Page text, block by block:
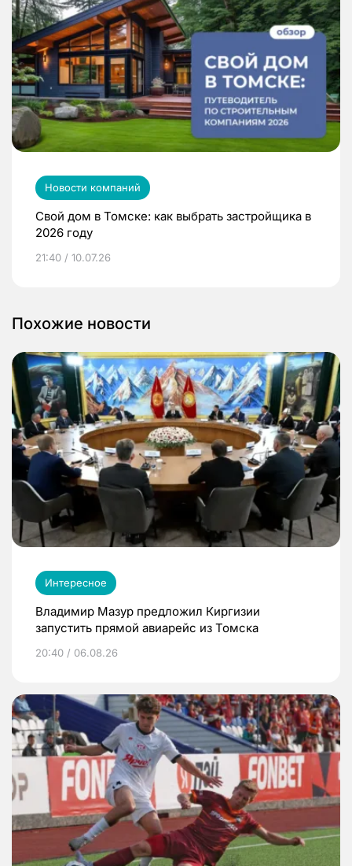
Новости компаний
Свой дом в Томске: как выбрать застройщика в
2026 году
21:40 / 10.07.26
Похожие новости
Интересное
Владимир Мазур предложил Киргизии
запустить прямой авиарейс из Томска
20:40 / 06.08.26